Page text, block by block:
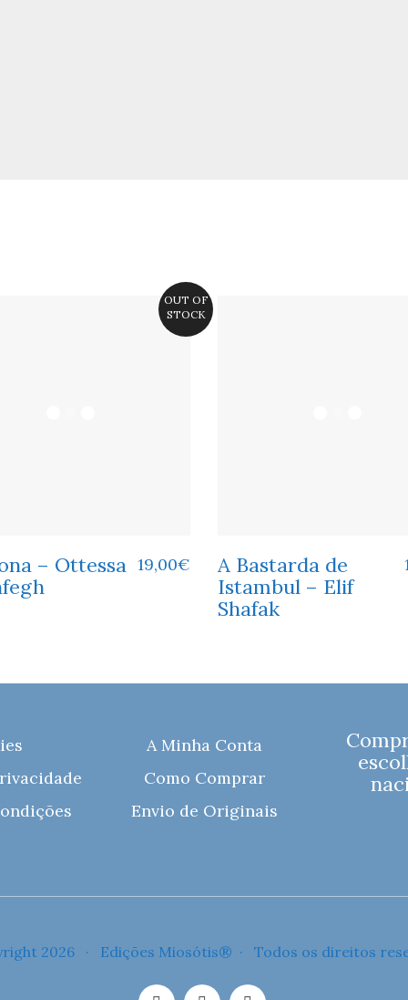
OUT OF
STOCK
– Ottessa
19,00€
A Bastarda de
Istambul – Elif
Shafak
A Minha Conta
Como Comprar
Envio de Originais
2026 · Edições Miosótis® · Todos os direitos